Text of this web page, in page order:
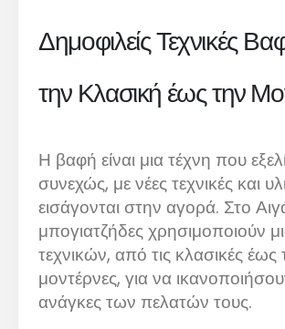
Δημοφιλείς Τεχνικές
την Κλασική έως την
Η βαφή είναι μια τέχνη που
συνεχώς, με νέες τεχνικές και
εισάγονται στην αγορά. Στο
μπογιατζήδες χρησιμοποιούν
τεχνικών, από τις κλασικές έως
μοντέρνες, για να
ανάγκες των πελατών τους.